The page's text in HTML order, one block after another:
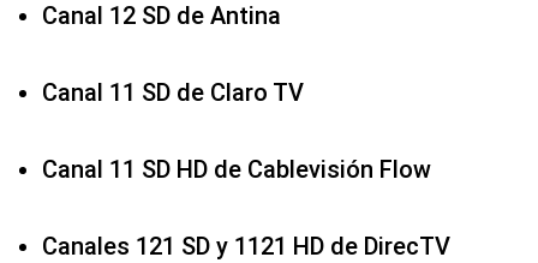
Canal 12 SD de Antina
Canal 11 SD de Claro TV
Canal 11 SD HD de Cablevisión Flow
Canales 121 SD y 1121 HD de DirecTV